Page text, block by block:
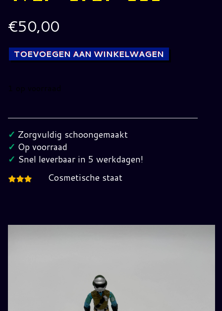
€50,00
TOEVOEGEN AAN WINKELWAGEN
1 op voorraad
Brigade
(V1)
G.I.
Joe
✓ Zorgvuldig schoongemaakt
✓ Op voorraad
✓ Snel leverbaar in 5 werkdagen!
Cosmetische staat